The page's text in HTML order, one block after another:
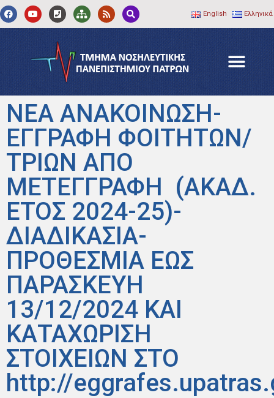
English Ελληνικά
ΝΕΑ ΑΝΑΚΟΙΝΩΣΗ-
ΕΓΓΡΑΦΗ ΦΟΙΤΗΤΩΝ/
ΤΡΙΩΝ ΑΠΟ
ΜΕΤΕΓΓΡΑΦΗ (ΑΚΑΔ.
ΕΤΟΣ 2024-25)-
ΔΙΑΔΙΚΑΣΙΑ-
ΠΡΟΘΕΣΜΙΑ ΕΩΣ
ΠΑΡΑΣΚΕΥΗ
13/12/2024 ΚΑΙ
ΚΑΤΑΧΩΡΙΣΗ
ΣΤΟΙΧΕΙΩΝ ΣΤΟ
http://